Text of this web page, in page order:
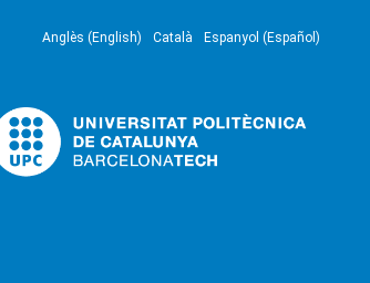
Anglès (English) Català Espanyol (Español)